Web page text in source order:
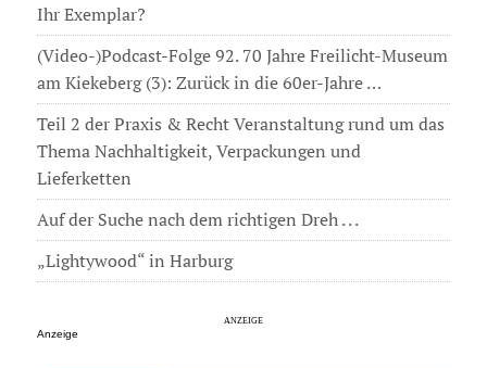
Ihr Exemplar?
(Video-)Podcast-Folge 92. 70 Jahre Freilicht-Museum
am Kiekeberg (3): Zurück in die 60er-Jahre …
Teil 2 der Praxis & Recht Veranstaltung rund um das
Thema Nachhaltigkeit, Verpackungen und
Lieferketten
Auf der Suche nach dem richtigen Dreh . . .
„Lightywood“ in Harburg
Anzeige